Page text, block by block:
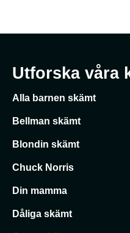
Utforska våra
Alla barnen skämt
Bellman skämt
Blondin skämt
Chuck Norris
Din mamma
Dåliga skämt